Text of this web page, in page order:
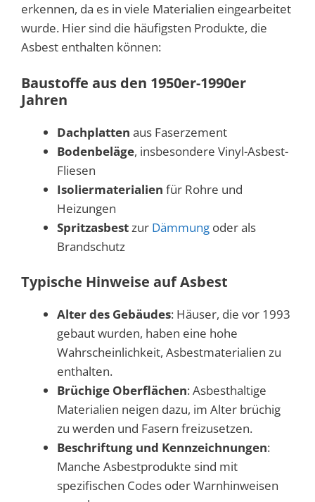
erkennen, da es in viele Materialien eingearbeitet
wurde. Hier sind die häufigsten Produkte, die
Asbest enthalten können:
Baustoffe aus den 1950er-1990er
Jahren
Dachplatten aus Faserzement
Bodenbeläge, insbesondere Vinyl-Asbest-
Fliesen
Isoliermaterialien für Rohre und
Heizungen
Spritzasbestzur Dämmung oder als
Brandschutz
Typische Hinweise auf Asbest
Alter des Gebäudes: Häuser, die vor 1993
gebaut wurden, haben eine hohe
Wahrscheinlichkeit, Asbestmaterialien zu
enthalten.
Brüchige Oberflächen: Asbesthaltige
Materialien neigen dazu, im Alter brüchig
zu werden und Fasern freizusetzen.
Beschriftung und Kennzeichnungen:
Manche Asbestprodukte sind mit
spezifischen Codes oder Warnhinweisen